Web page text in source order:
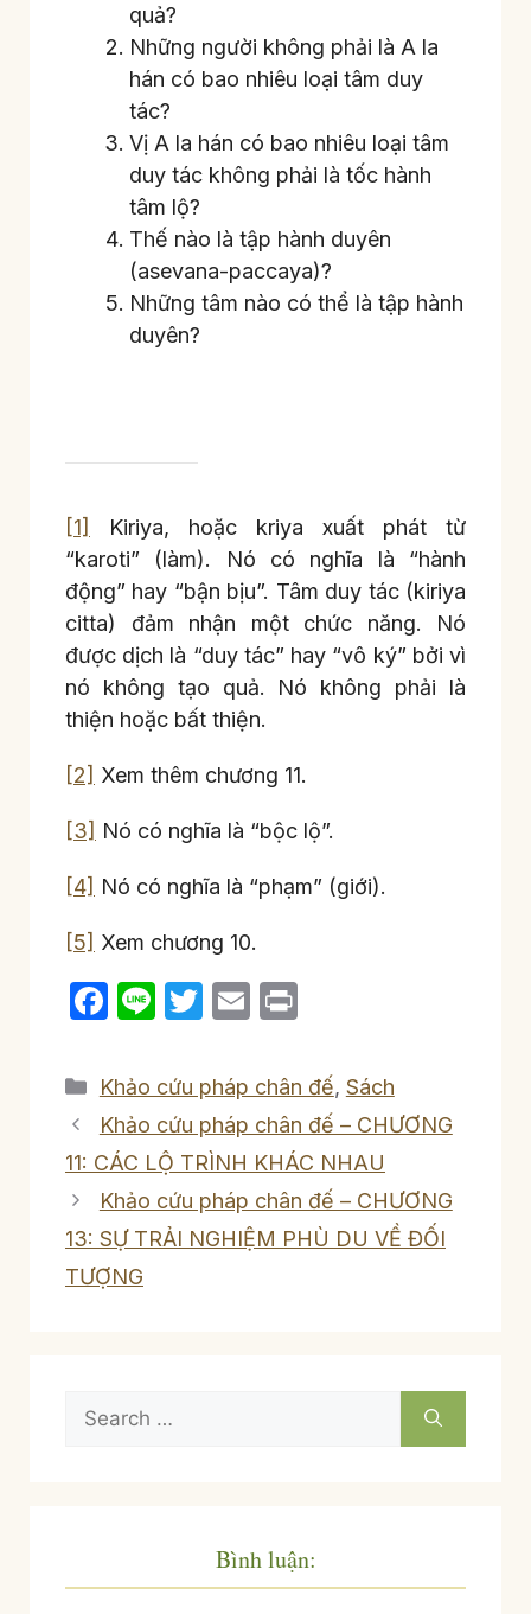
quả?
Những người không phải là A la
hán có bao nhiêu loại tâm duy
tác?
Vị A la hán có bao nhiêu loại tâm
duy tác không phải là tốc hành
tâm lộ?
Thế nào là tập hành duyên
(asevana-paccaya)?
Những tâm nào có thể là tập hành
duyên?
[1]
Kiriya, hoặc kriya xuất phát từ
“karoti” (làm). Nó có nghĩa là “hành
động” hay “bận bịu”. Tâm duy tác (kiriya
citta) đảm nhận một chức năng. Nó
được dịch là “duy tác” hay “vô ký” bởi vì
nó không tạo quả. Nó không phải là
thiện hoặc bất thiện.
[2] Xem thêm chương 11.
[3] Nó có nghĩa là “bộc lộ”.
[4] Nó có nghĩa là “phạm” (giới).
[5] Xem chương 10.
F
c
e
b
o
o
k
Li
e
T
itt
er
E
ail nt
Categories
Khảo cứu pháp chân đế, Sách
Khảo cứu pháp chân đế – CHƯƠNG
11: CÁC LỘ TRÌNH KHÁC NHAU
Khảo cứu pháp chân đế – CHƯƠNG
13: SỰ TRẢI NGHIỆM PHÙ DU VỀ ĐỐI
TƯỢNG
Search
Bình luận: